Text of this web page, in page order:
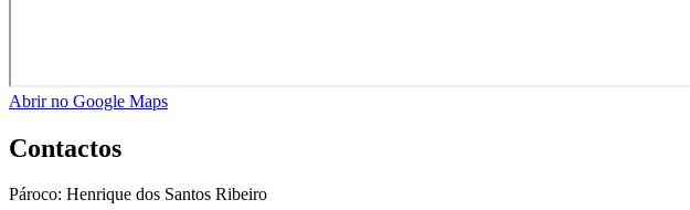
Abrir no Google Maps
Contactos
Pároco: Henrique dos Santos Ribeiro